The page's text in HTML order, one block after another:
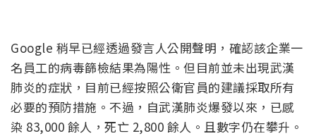
Google 稍早已經透過發言人公開聲明，確認該企業一
名員工的病毒篩檢結果為陽性。但目前並未出現武漢
肺炎的症狀，目前已經按照公衛官員的建議採取所有
必要的預防措施。不過，自武漢肺炎爆發以來，已感
染 83,000 餘人，死亡 2,800 餘人。且數字仍在攀升。